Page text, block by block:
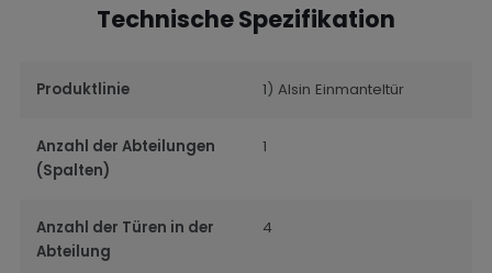
Technische Spezifikation
Produktlinie 1) Alsin Einmanteltür
Anzahl der Abteilungen
(Spalten)
1
Anzahl der Türen in der
Abteilung
4